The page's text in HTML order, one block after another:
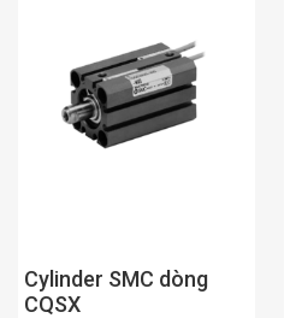
Cylinder SMC dòng
CQSX